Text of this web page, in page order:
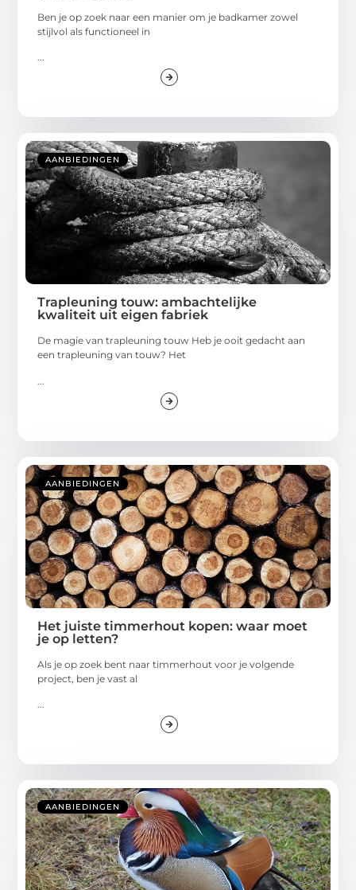
Ben je op zoek naar een manier om je badkamer zowel
stijlvol als functioneel in
...
AANBIEDINGEN
Trapleuning touw: ambachtelijke
kwaliteit uit eigen fabriek
De magie van trapleuning touw Heb je ooit gedacht aan
een trapleuning van touw? Het
AANBIEDINGEN
Het juiste timmerhout kopen: waar moet
je op letten?
Als je op zoek bent naar timmerhout voor je volgende
project, ben je vast al
...
AANBIEDINGEN